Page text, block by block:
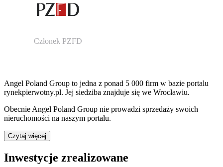
Członek PZFD
Angel Poland Group to jedna z ponad 5 000 firm w bazie portalu
rynekpierwotny.pl. Jej siedziba znajduje się we Wrocławiu.
Obecnie Angel Poland Group nie prowadzi sprzedaży swoich
nieruchomości na naszym portalu.
Czytaj więcej
Inwestycje zrealizowane